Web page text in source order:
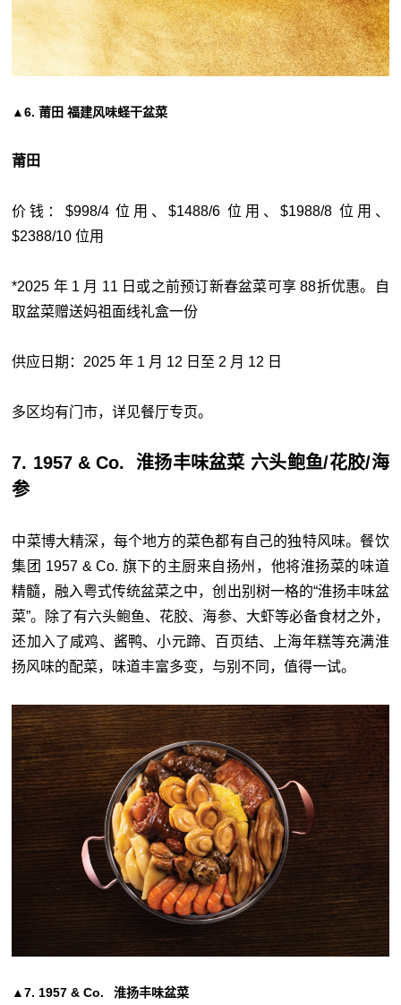
▲6. 莆田 福建风味蛏干盆菜
莆田
价钱：$998/4 位用、$1488/6 位用、$1988/8 位用、
$2388/10 位用
*2025 年 1 月 11 日或之前预订新春盆菜可享 88折优惠。自
取盆菜赠送妈祖面线礼盒一份
供应日期：2025 年 1 月 12 日至 2 月 12 日
多区均有门市，详见餐厅专页。
7. 1957 & Co. 淮扬丰味盆菜 六头鲍鱼/花胶/海
参
中菜博大精深，每个地方的菜色都有自己的独特风味。餐饮
集团 1957 & Co. 旗下的主厨来自扬州，他将淮扬菜的味道
精髓，融入粤式传统盆菜之中，创出别树一格的“淮扬丰味盆
菜”。除了有六头鲍鱼、花胶、海参、大虾等必备食材之外，
还加入了咸鸡、酱鸭、小元蹄、百页结、上海年糕等充满淮
扬风味的配菜，味道丰富多变，与别不同，值得一试。
▲7. 1957 & Co. 淮扬丰味盆菜